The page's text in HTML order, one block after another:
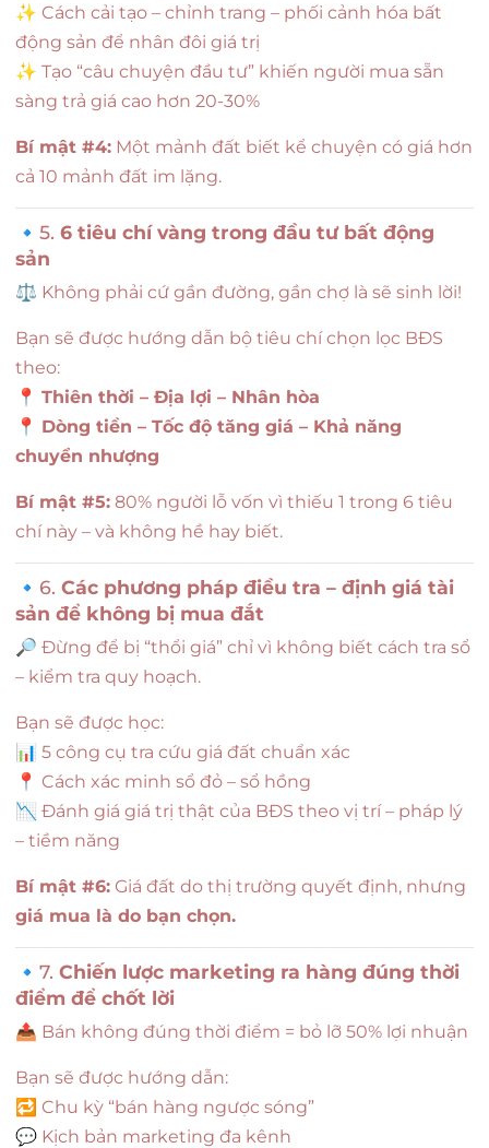
✨ Cách cải tạo – chỉnh trang – phối cảnh hóa bất
động sản để nhân đôi giá trị
✨ Tạo “câu chuyện đầu tư” khiến người mua sẵn
sàng trả giá cao hơn 20-30%
Bí mật #4: Một mảnh đất biết kể chuyện có giá hơn
cả 10 mảnh đất im lặng.
🔹5. 6 tiêu chí vàng trong đầu tư bất động
sản
⚖️ Không phải cứ gần đường, gần chợ là sẽ sinh lời!
Bạn sẽ được hướng dẫn bộ tiêu chí chọn lọc BĐS
theo:
📍 Thiên thời – Địa lợi – Nhân hòa
📍 Dòng tiền – Tốc độ tăng giá – Khả năng
chuyển nhượng
Bí mật #5: 80% người lỗ vốn vì thiếu 1 trong 6 tiêu
chí này – và không hề hay biết.
🔹6. Các phương pháp điều tra – định giá tài
sản để không bị mua đắt
🔎 Đừng để bị “thổi giá” chỉ vì không biết cách tra sổ
– kiểm tra quy hoạch.
Bạn sẽ được học:
📊 5 công cụ tra cứu giá đất chuẩn xác
📍 Cách xác minh sổ đỏ – sổ hồng
📉 Đánh giá giá trị thật của BĐS theo vị trí – pháp lý
– tiềm năng
Bí mật #6: Giá đất do thị trường quyết định, nhưng
giá mua là do bạn chọn.
🔹7. Chiến lược marketing ra hàng đúng thời
điểm để chốt lời
📤 Bán không đúng thời điểm = bỏ lỡ 50% lợi nhuận
Bạn sẽ được hướng dẫn:
🔁 Chu kỳ “bán hàng ngược sóng”
💬 Kịch bản marketing đa kênh